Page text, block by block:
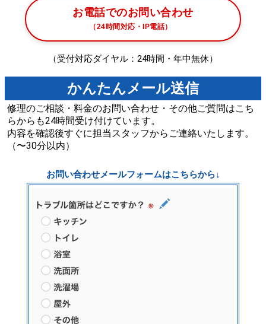
お電話でのお問い合わせ
（24時間対応・IP電話）
（受付対応ダイヤル：24時間・年中無休）
かんたんメール送信
修理のご相談・料金のお問い合わせ・その他ご質問はこち
らからも24時間受け付けています。
内容を確認後すぐに担当スタッフからご連絡いたします。
（〜30分以内）
お問い合わせメールフォームはこちらから↓